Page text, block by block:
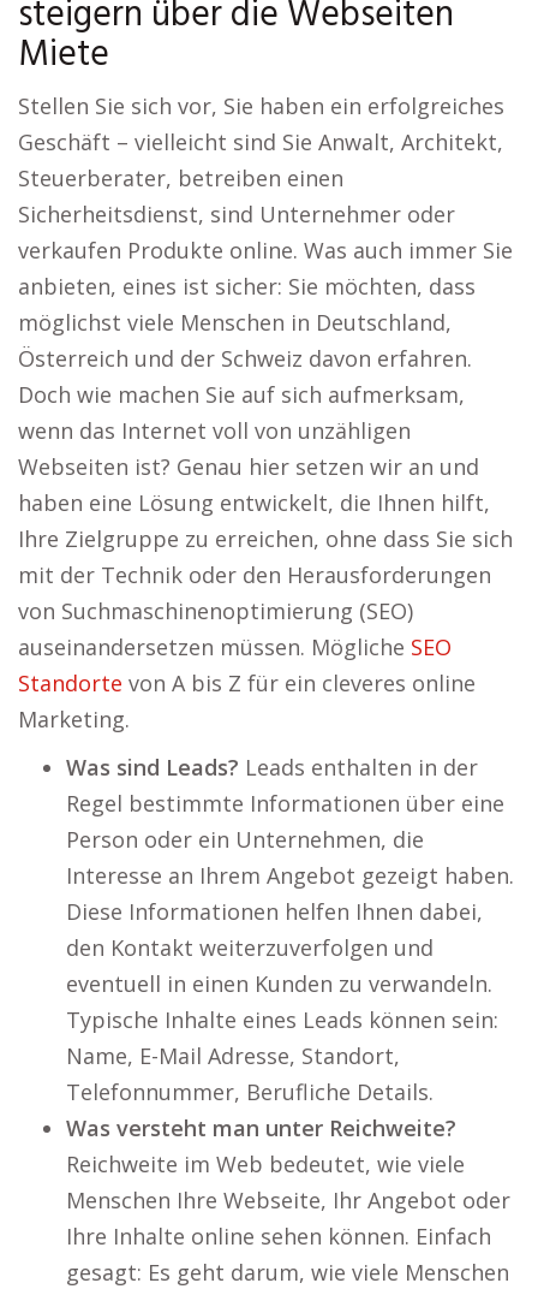
steigern über die Webseiten
Miete
Stellen Sie sich vor, Sie haben ein erfolgreiches
Geschäft – vielleicht sind Sie Anwalt, Architekt,
Steuerberater, betreiben einen
Sicherheitsdienst, sind Unternehmer oder
verkaufen Produkte online. Was auch immer Sie
anbieten, eines ist sicher: Sie möchten, dass
möglichst viele Menschen in Deutschland,
Österreich und der Schweiz davon erfahren.
Doch wie machen Sie auf sich aufmerksam,
wenn das Internet voll von unzähligen
Webseiten ist? Genau hier setzen wir an und
haben eine Lösung entwickelt, die Ihnen hilft,
Ihre Zielgruppe zu erreichen, ohne dass Sie sich
mit der Technik oder den Herausforderungen
von Suchmaschinenoptimierung (SEO)
auseinandersetzen müssen. Mögliche SEO
Standorte von A bis Z für ein cleveres online
Marketing.
Was sind Leads? Leads enthalten in der
Regel bestimmte Informationen über eine
Person oder ein Unternehmen, die
Interesse an Ihrem Angebot gezeigt haben.
Diese Informationen helfen Ihnen dabei,
den Kontakt weiterzuverfolgen und
eventuell in einen Kunden zu verwandeln.
Typische Inhalte eines Leads können sein:
Name, E-Mail Adresse, Standort,
Telefonnummer, Berufliche Details.
Was versteht man unter Reichweite?
Reichweite im Web bedeutet, wie viele
Menschen Ihre Webseite, Ihr Angebot oder
Ihre Inhalte online sehen können. Einfach
gesagt: Es geht darum, wie viele Menschen